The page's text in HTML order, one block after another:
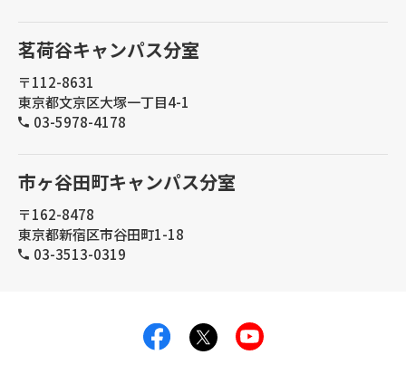
茗荷谷キャンパス分室
〒112-8631
東京都文京区大塚一丁目4-1
03-5978-4178
市ヶ谷田町キャンパス分室
〒162-8478
東京都新宿区市谷田町1-18
03-3513-0319